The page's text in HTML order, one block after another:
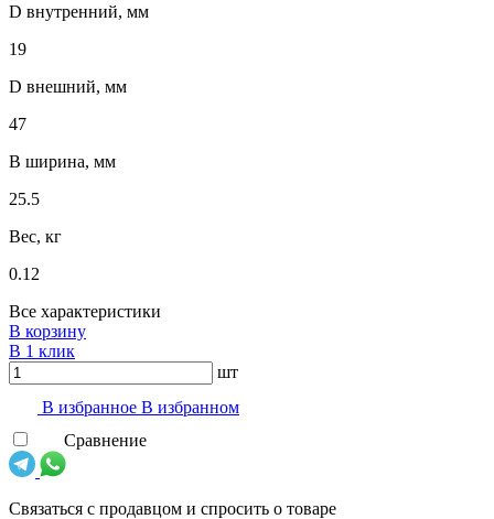
D внутренний, мм
19
D внешний, мм
47
B ширина, мм
25.5
Вес, кг
0.12
Все характеристики
В корзину
В 1 клик
шт
В избранноe В избранном
Сравнение
Связаться с продавцом и спросить о товаре